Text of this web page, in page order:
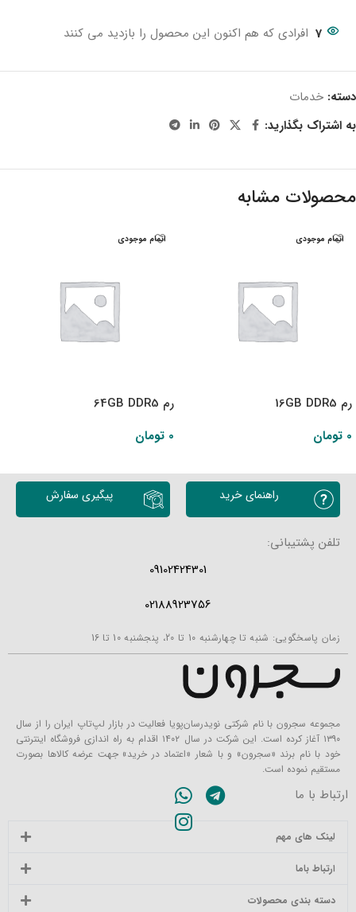
7 افرادی که هم اکنون این محصول را بازدید می کنند
دسته: خدمات
به اشتراک بگذارید:
محصولات مشابه
اتمام موجودی
رم 16GB DDR5
0 تومان
اتمام موجودی
رم 64GB DDR5
0 تومان
راهنمای خرید پیگیری سفارش
تلفن پشتیبانی:
09102424301
02188923756
زمان پاسخگویی: شنبه تا چهارشنبه 10 تا 20، پنجشنبه 10 تا 16
مجموعه سجرون با نام شرکتی نویدرسان‌پویا فعالیت در بازار لپ‌تاپ ایران را از سال
۱۳۹۰ آغاز کرده است. این شرکت در سال ۱۴۰۲ اقدام به راه اندازی فروشگاه اینترنتی
خود با نام برند «سجرون» و با شعار «اعتماد در خرید» جهت عرضه کالاها بصورت
مستقیم نموده است.
ارتباط با ما
لینک های مهم
ارتباط باما
دسته بندی محصولات